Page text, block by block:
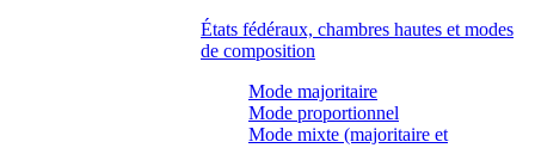
États fédéraux, chambres hautes et modes
de composition
Mode majoritaire
Mode proportionnel
Mode mixte (majoritaire et